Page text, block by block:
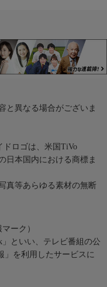
と異なる場合がございま
ドロゴは、米国TiVo
日本国内における商標ま
真等あらゆる素材の無断
ーク）
」といい、テレビ番組の公
」を利用したサービスに